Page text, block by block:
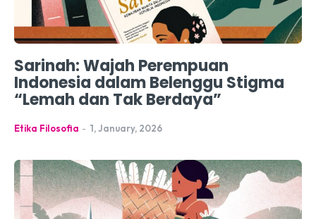
Sarinah: Wajah Perempuan
Indonesia dalam Belenggu Stigma
“Lemah dan Tak Berdaya”
Etika Filosofia - 1, January, 2026